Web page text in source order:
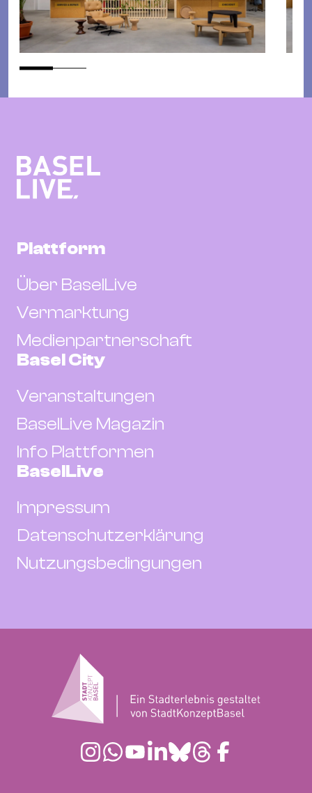
Plattform
Über BaselLive
Vermarktung
Medienpartnerschaft
Basel City
Veranstaltungen
BaselLive Magazin
Info Plattformen
BaselLive
Impressum
Datenschutzerklärung
Nutzungsbedingungen